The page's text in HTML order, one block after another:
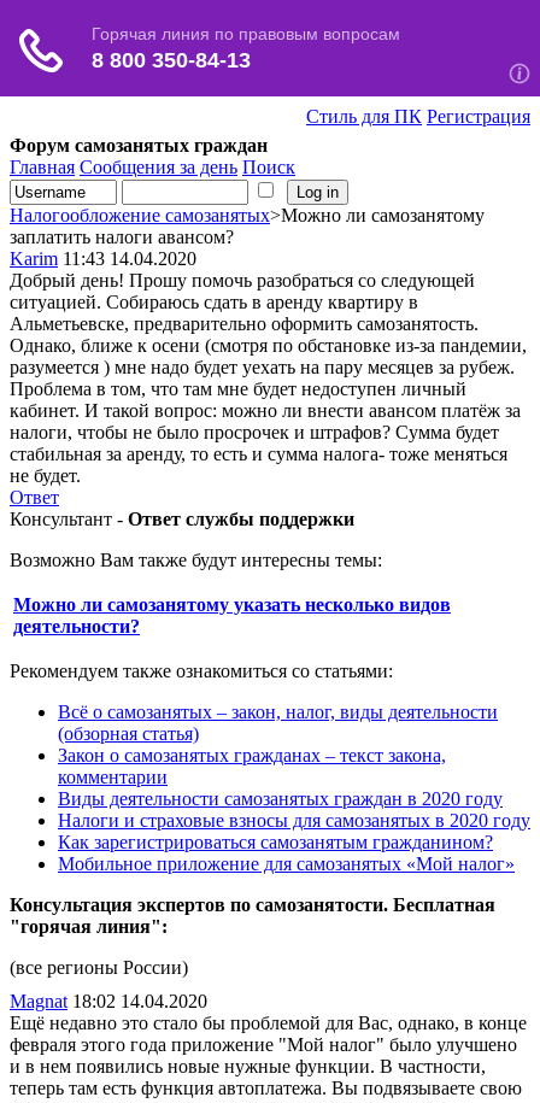
Стиль для ПК Регистрация
Форум самозанятых граждан
Главная Сообщения за день Поиск
Налогообложение самозанятых>Можно ли самозанятому
заплатить налоги авансом?
Karim 11:43 14.04.2020
Добрый день! Прошу помочь разобраться со следующей
ситуацией. Собираюсь сдать в аренду квартиру в
Альметьевске, предварительно оформить самозанятость.
Однако, ближе к осени (смотря по обстановке из-за пандемии,
разумеется ) мне надо будет уехать на пару месяцев за рубеж.
Проблема в том, что там мне будет недоступен личный
кабинет. И такой вопрос: можно ли внести авансом платёж за
налоги, чтобы не было просрочек и штрафов? Сумма будет
стабильная за аренду, то есть и сумма налога- тоже меняться
не будет.
Ответ
Консультант - Ответ службы поддержки
Возможно Вам также будут интересны темы:
Можно ли самозанятому указать несколько видов
деятельности?
Рекомендуем также ознакомиться со статьями:
Всё о самозанятых – закон, налог, виды деятельности
(обзорная статья)
Закон о самозанятых гражданах – текст закона,
комментарии
Виды деятельности самозанятых граждан в 2020 году
Налоги и страховые взносы для самозанятых в 2020 году
Как зарегистрироваться самозанятым гражданином?
Мобильное приложение для самозанятых «Мой налог»
Консультация экспертов по самозанятости. Бесплатная
"горячая линия":
(все регионы России)
Magnat 18:02 14.04.2020
Ещё недавно это стало бы проблемой для Вас, однако, в конце
февраля этого года приложение "Мой налог" было улучшено
и в нем появились новые нужные функции. В частности,
теперь там есть функция автоплатежа. Вы подвязываете свою